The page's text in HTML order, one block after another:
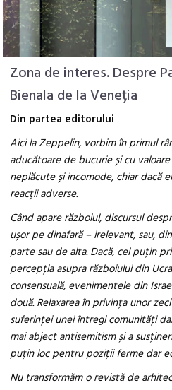
Zona de interes. Despre
Bienala de la Veneția
Din partea editorului
Aici la Zeppelin, vorbim în primul
aducătoare de bucurie și cu
neplăcute și incomode, chiar dacă
reacții adverse.
Când apare războiul, discursul
ușor pe dinafară – irelevant, sau,
parte sau de alta. Dacă, cel puțin
percepția asupra războiului din
consensuală, evenimentele din
două. Relaxarea în privința unor
suferinței unei întregi comunități
mai abject antisemitism și a
puțin loc pentru poziții ferme dar
Nu transformăm o revistă de